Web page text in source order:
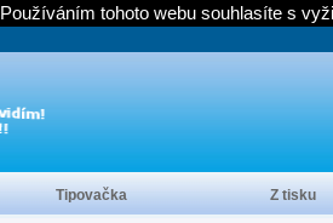
Tipovačka Z tisku
Používáním tohoto webu souhlasíte s